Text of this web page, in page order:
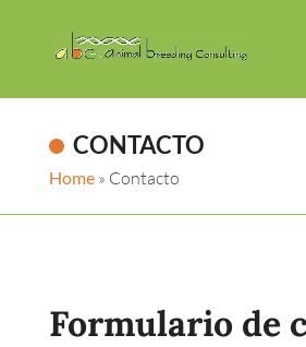
CONTACTO
Home» Contacto
Formulario de